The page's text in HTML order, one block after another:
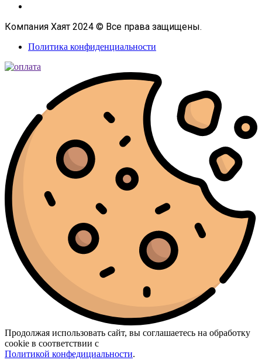
Компания Хаят 2024 © Все права защищены.
Политика конфиденциальности
Продолжая использовать сайт, вы соглашаетесь на обработку
cookie в соответствии с
Политикой конфедициальности.